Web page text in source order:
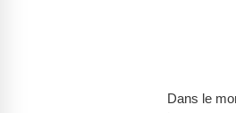
Dans le